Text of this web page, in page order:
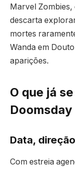
Marvel
descarta
mortes
Wanda em
aparições.
O que já
Doomsday
Data,
Com estreia